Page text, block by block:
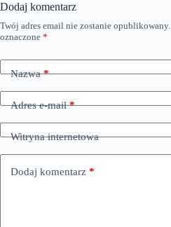
Dodaj komentarz
Twój adres email nie zostanie opublikowany.
oznaczone *
Nazwa*
Adres e-mail*
Witryna internetowa
Dodaj komentarz *